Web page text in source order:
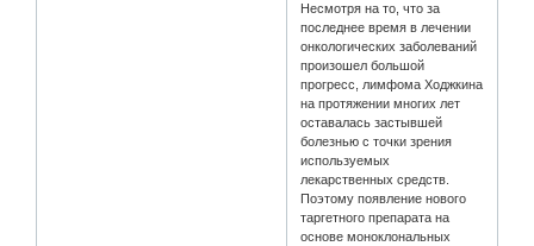
Несмотря на то, что за
последнее время в лечении
онкологических заболеваний
произошел большой
прогресс, лимфома Ходжкина
на протяжении многих лет
оставалась застывшей
болезнью с точки зрения
используемых
лекарственных средств.
Поэтому появление нового
таргетного препарата на
основе моноклональных